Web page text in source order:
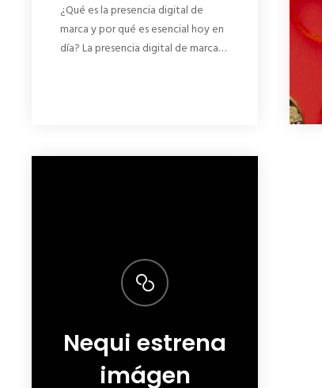
¿Qué es la presencia digital de
marca y por qué es esencial hoy en
día? La presencia digital de marca…
Nequi estrena
imágen